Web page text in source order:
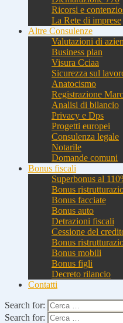
Ricorsi e
La Rete di imprese
Altre Consulenze
Valutazioni di
Business plan
Visura Cciaa
Sicurezza sul
Anatocismo
Registrazione
Analisi di bilancio
Privacy e Dps
Progetti europei
Consulenza legale
Notarile
Domande comuni
Bonus fiscali
Superbonus al
Bonus
Bonus facciate
Bonus auto
Detrazioni fiscali
Cessione del
Bonus
Bonus mobili
Bonus figli
Decreto rilancio
Contatti
Search for:
Search for: